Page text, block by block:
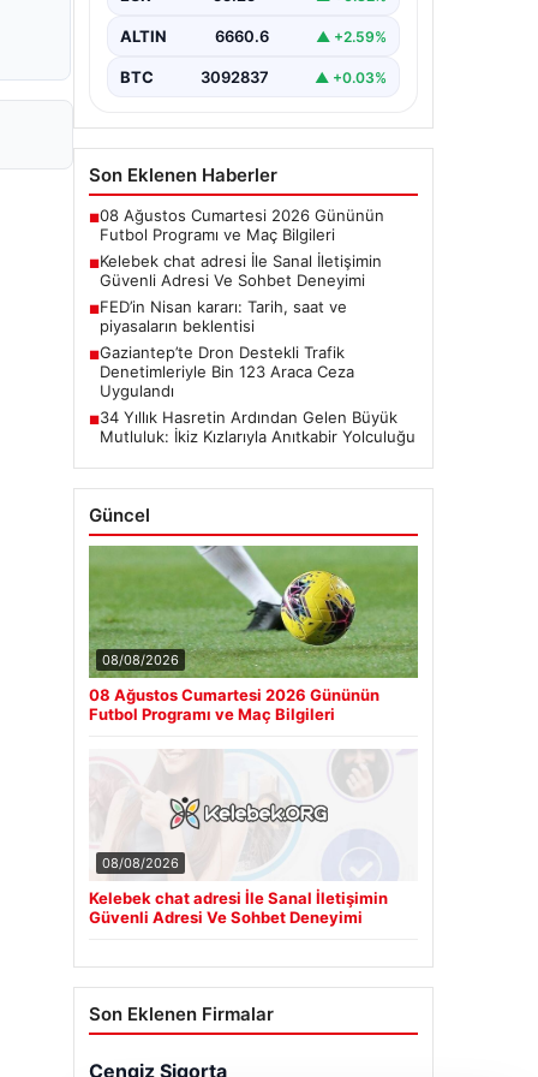
şekilde iletişim sağlaması büyük bir
ALTIN 6660.6 ▲ +2.59%
BTC 3092837 ▲ +0.03%
Son Eklenen Haberler
■08 Ağustos Cumartesi 2026 Gününün
Futbol Programı ve Maç Bilgileri
■Kelebek chat adresi İle Sanal İletişimin
Güvenli Adresi Ve Sohbet Deneyimi
■FED’in Nisan kararı: Tarih, saat ve
piyasaların beklentisi
■Gaziantep’te Dron Destekli Trafik
Denetimleriyle Bin 123 Araca Ceza
Uygulandı
■34 Yıllık Hasretin Ardından Gelen Büyük
Mutluluk: İkiz Kızlarıyla Anıtkabir Yolculuğu
Güncel
08/08/2026
08 Ağustos Cumartesi 2026 Gününün
Futbol Programı ve Maç Bilgileri
08/08/2026
Kelebek chat adresi İle Sanal İletişimin
Güvenli Adresi Ve Sohbet Deneyimi
Son Eklenen Firmalar
Cengiz Sigorta